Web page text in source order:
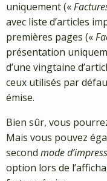
uniquement («
avec liste d’articles
premières pages («
présentation
d’une vingtaine
ceux utilisés par
émise.
Bien sûr, vous
Mais vous pouvez
second mode
option lors de